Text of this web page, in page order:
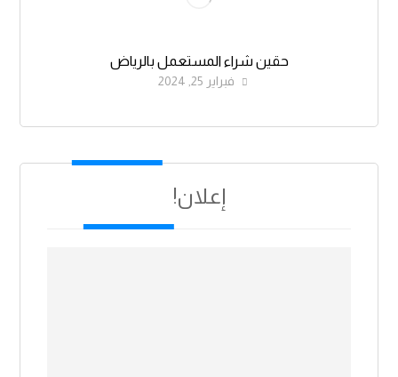
حقين شراء المستعمل بالرياض
فبراير 25, 2024
إعلان!